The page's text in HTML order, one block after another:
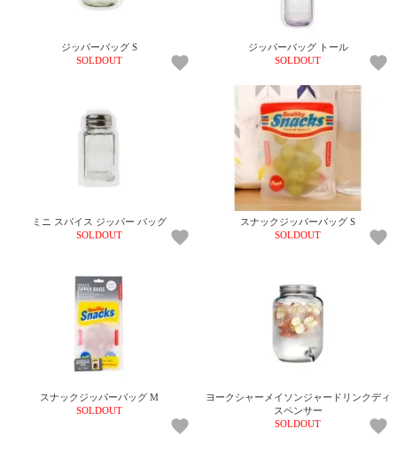
ジッパーバッグ S
SOLDOUT
ジッパーバッグ トール
SOLDOUT
ミニ スパイス ジッパー バッグ
SOLDOUT
スナックジッパーバッグ S
SOLDOUT
スナックジッパーバッグ M
SOLDOUT
ヨークシャーメイソンジャードリンクディ
スペンサー
SOLDOUT